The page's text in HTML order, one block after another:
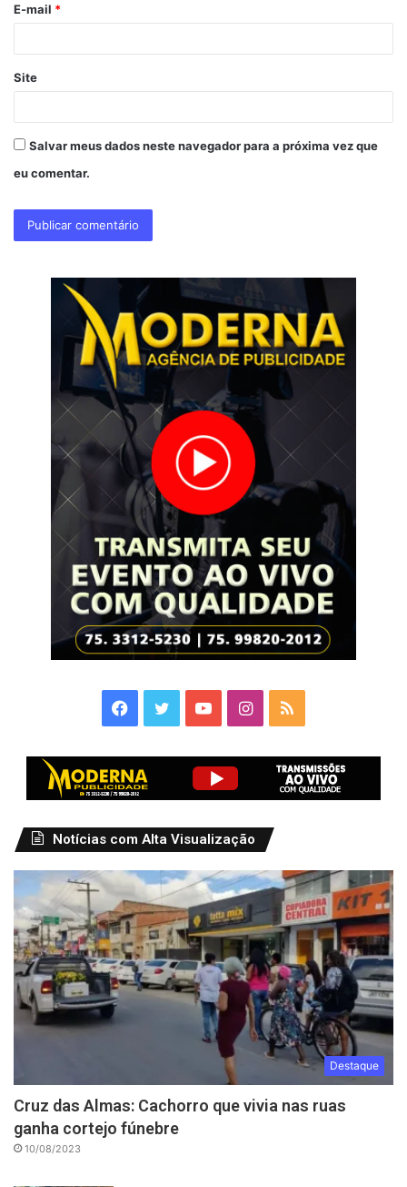
*
E-mail *
Site
Salvar meus dados neste navegador para a próxima vez que
eu comentar.
Facebook
TwitterYouTubeInstagram
RSS
Notícias com Alta Visualização
Destaque
Cruz das Almas: Cachorro que vivia nas ruas
ganha cortejo fúnebre
10/08/2023